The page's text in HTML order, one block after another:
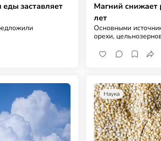
заставляет
Магний снижает
лет
Основными
орехи,
Наука